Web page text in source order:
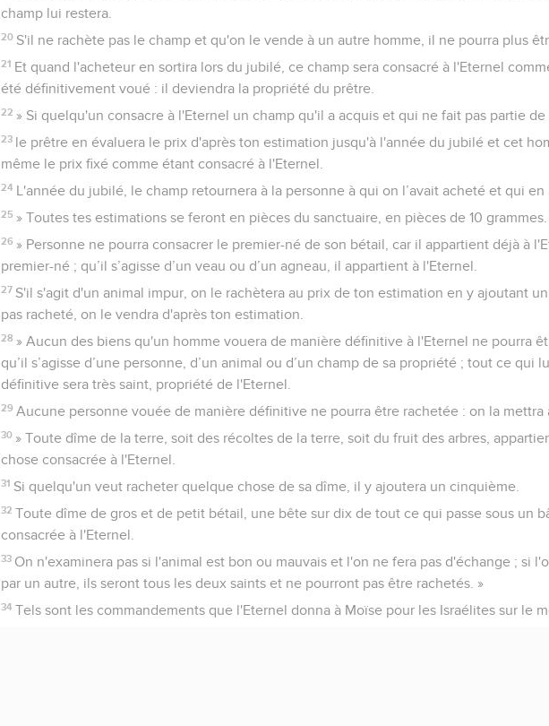
champ lui restera.
20 S'il ne rachète pas le champ et qu'on le vende à un autre homme, il ne pourra plus
21 Et quand l'acheteur en sortira lors du jubilé, ce champ sera consacré à l'Eternel
été définitivement voué : il deviendra la propriété du prêtre.
22 » Si quelqu'un consacre à l'Eternel un champ qu'il a acquis et qui ne fait pas partie de
23 le prêtre en évaluera le prix d'après ton estimation jusqu'à l'année du jubilé et cet
même le prix fixé comme étant consacré à l'Eternel.
24 L'année du jubilé, le champ retournera à la personne à qui on l’avait acheté et qui en
25 » Toutes tes estimations se feront en pièces du sanctuaire, en pièces de 10 grammes.
26 » Personne ne pourra consacrer le premier-né de son bétail, car il appartient déjà à
premier-né ; qu’il s’agisse d’un veau ou d’un agneau, il appartient à l'Eternel.
27 S'il s'agit d'un animal impur, on le rachètera au prix de ton estimation en y ajoutant
pas racheté, on le vendra d'après ton estimation.
28 » Aucun des biens qu'un homme vouera de manière définitive à l'Eternel ne pourra
qu’il s’agisse d’une personne, d’un animal ou d’un champ de sa propriété ; tout ce qui
définitive sera très saint, propriété de l'Eternel.
29 Aucune personne vouée de manière définitive ne pourra être rachetée : on la mettra
30 » Toute dîme de la terre, soit des récoltes de la terre, soit du fruit des arbres,
chose consacrée à l'Eternel.
31 Si quelqu'un veut racheter quelque chose de sa dîme, il y ajoutera un cinquième.
32 Toute dîme de gros et de petit bétail, une bête sur dix de tout ce qui passe sous un
consacrée à l'Eternel.
33 On n'examinera pas si l'animal est bon ou mauvais et l'on ne fera pas d'échange ; si
par un autre, ils seront tous les deux saints et ne pourront pas être rachetés. »
34 Tels sont les commandements que l'Eternel donna à Moïse pour les Israélites sur le